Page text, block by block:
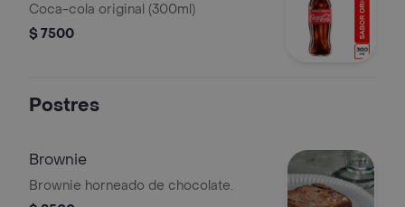
Coca-cola original (300ml)
$ 7500
Postres
Brownie
Brownie horneado de chocolate.